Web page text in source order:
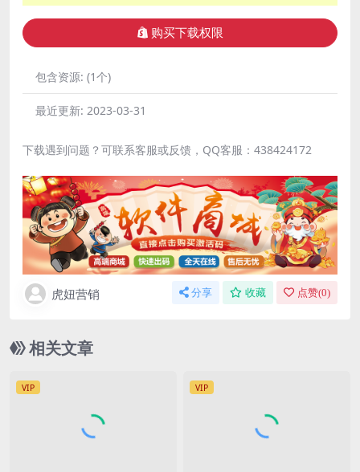
购买下载权限
包含资源: (1个)
最近更新: 2023-03-31
下载遇到问题？可联系客服或反馈，QQ客服：438424172
虎妞营销 分享 收藏 点赞(0)
相关文章
VIP VIP